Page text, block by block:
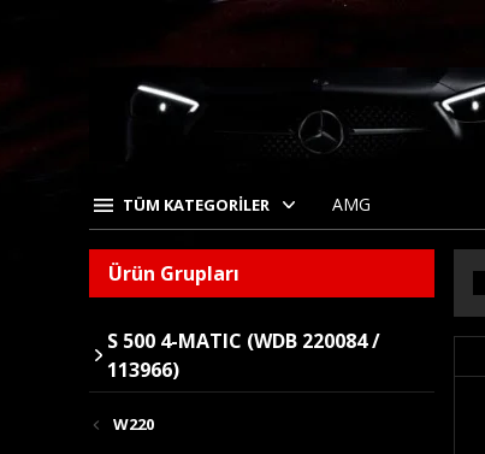
TÜM KATEGORİLER AMG
Ürün Grupları
S 500 4-MATIC (WDB 220084 /
113966)
W220